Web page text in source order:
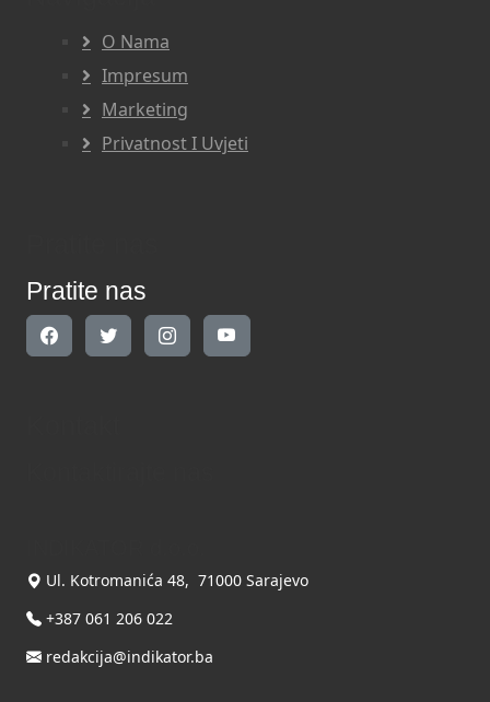
O Nama
Impresum
Marketing
Privatnost I Uvjeti
Pratite nas
Ul. Kotromanića 48, 71000 Sarajevo
+387 061 206 022
redakcija@indikator.ba